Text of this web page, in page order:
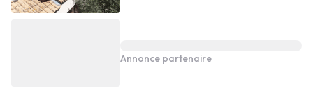
Annonce partenaire